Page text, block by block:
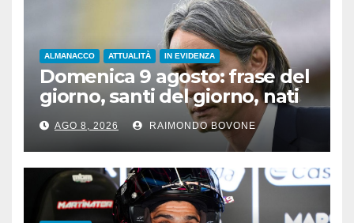
ALMANACCO ATTUALITÀ IN EVIDENZA
Domenica 9 agosto: frase del
giorno, santi del giorno, nati
famosi, accadde oggi
AGO 8, 2026 RAIMONDO BOVONE